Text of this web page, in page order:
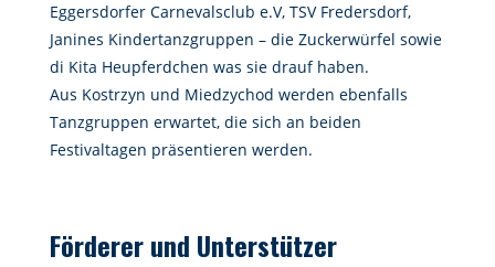
Eggersdorfer Carnevalsclub e.V, TSV Fredersdorf,
Janines Kindertanzgruppen – die Zuckerwürfel sowie
di Kita Heupferdchen was sie drauf haben.
Aus Kostrzyn und Miedzychod werden ebenfalls
Tanzgruppen erwartet, die sich an beiden
Festivaltagen präsentieren werden.
Förderer und Unterstützer